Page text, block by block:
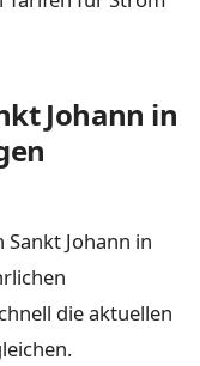
Johann in
Johann in
die aktuellen